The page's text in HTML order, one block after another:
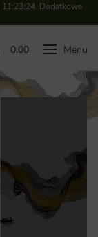
11:23:23. Dodatkowe
0.00